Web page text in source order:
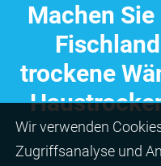
Machen
trockene
Wir ver­wen­den
Zugriffs­ana­lyse und